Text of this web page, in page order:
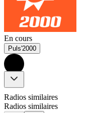
En cours
Puls'2000
Radios similaires
Radios similaires